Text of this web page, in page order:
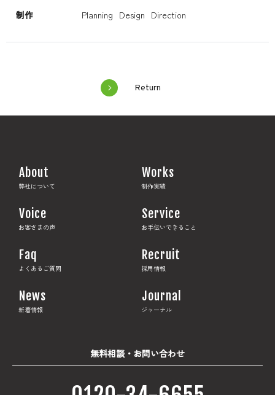
制作 Planning Design Direction
Return
About
弊社について
Works
制作実績
Voice
お客さまの声
Service
お手伝いできること
Faq
よくあるご質問
Recruit
採用情報
News
新着情報
Journal
ジャーナル
無料相談・お問い合わせ